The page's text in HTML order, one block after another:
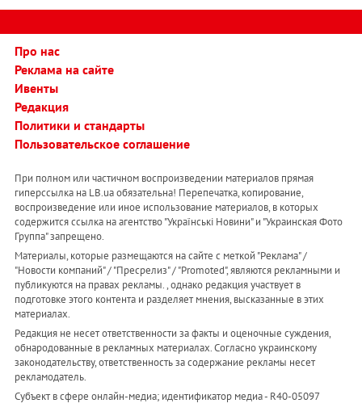
Про нас
Реклама на сайте
Ивенты
Редакция
Политики и стандарты
Пользовательское соглашение
При полном или частичном воспроизведении материалов прямая
гиперссылка на LB.ua обязательна! Перепечатка, копирование,
воспроизведение или иное использование материалов, в которых
содержится ссылка на агентство "Українськi Новини" и "Украинская Фото
Группа" запрещено.
Материалы, которые размещаются на сайте с меткой "Реклама" /
"Новости компаний" / "Пресрелиз" / "Promoted", являются рекламными и
публикуются на правах рекламы. , однако редакция участвует в
подготовке этого контента и разделяет мнения, высказанные в этих
материалах.
Редакция не несет ответственности за факты и оценочные суждения,
обнародованные в рекламных материалах. Согласно украинскому
законодательству, ответственность за содержание рекламы несет
рекламодатель.
Субъект в сфере онлайн-медиа; идентификатор медиа - R40-05097